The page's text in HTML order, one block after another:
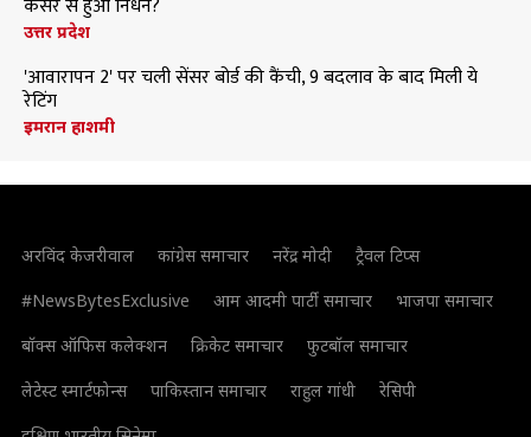
कैंसर से हुआ निधन?
उत्तर प्रदेश
'आवारापन 2' पर चली सेंसर बोर्ड की कैंची, 9 बदलाव के बाद मिली ये
रेटिंग
इमरान हाशमी
अरविंद केजरीवाल कांग्रेस समाचार नरेंद्र मोदी
ट्रैवल टिप्स
#NewsBytesExclusive
आम आदमी पार्टी समाचार
भाजपा समाचार
बॉक्स ऑफिस कलेक्शन
क्रिकेट समाचार
फुटबॉल समाचार
लेटेस्ट स्मार्टफोन्स
पाकिस्तान समाचार राहुल गांधी
रेसिपी